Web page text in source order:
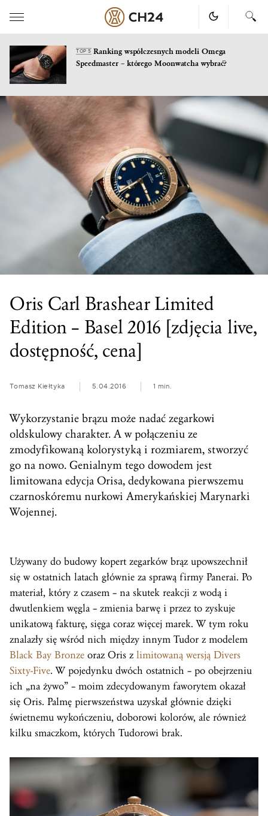
Skip
content
TOP 5Ranking współczesnych modeli Omega
Speedmaster – którego Moonwatcha wybrać?
Oris Carl Brashear Limited
Edition – Basel 2016 [zdjęcia live,
dostępność, cena]
Tomasz Kiełtyka 5.04.2016 1 min.
Wykorzystanie brązu może nadać zegarkowi
oldskulowy charakter. A w połączeniu ze
zmodyfikowaną kolorystyką i rozmiarem, stworzyć
go na nowo. Genialnym tego dowodem jest
limitowana edycja Orisa, dedykowana pierwszemu
czarnoskóremu nurkowi Amerykańskiej Marynarki
Wojennej.
Używany do budowy kopert zegarków brąz upowszechnił
się w ostatnich latach głównie za sprawą firmy Panerai. Po
materiał, który z czasem – na skutek reakcji z wodą i
dwutlenkiem węgla – zmienia barwę i przez to zyskuje
unikatową fakturę, sięga coraz więcej marek. W tym roku
znalazły się wśród nich między innym Tudor z modelem
Black Bay Bronze oraz Oris z limitowaną wersją Divers
Sixty-Five. W pojedynku dwóch ostatnich – po obejrzeniu
ich „na żywo” – moim zdecydowanym faworytem okazał
się Oris. Palmę pierwszeństwa uzyskał głównie dzięki
świetnemu wykończeniu, doborowi kolorów, ale również
kilku smaczkom, których Tudorowi brak.